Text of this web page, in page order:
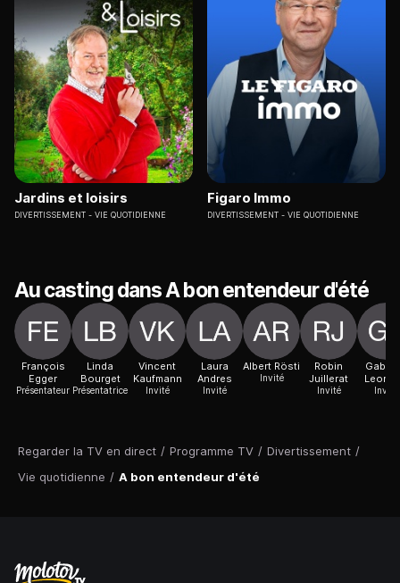
Regarder la TV en direct / Programme TV / Divertissement /
Vie quotidienne / A bon entendeur d'été
Jardins et loisirs
DIVERTISSEMENT VIE QUOTIDIENNE
Figaro Immo
DIVERTISSEMENT VIE QUOTIDIENNE
Au casting dans A bon entendeur d'été
François
Egger
Présentateur
Linda
Bourget
Présentatrice
Vincent
Kaufmann
Invité
Laura
Andres
Invité
Albert Rösti
Invité
Robin
Juillerat
Invité Invité